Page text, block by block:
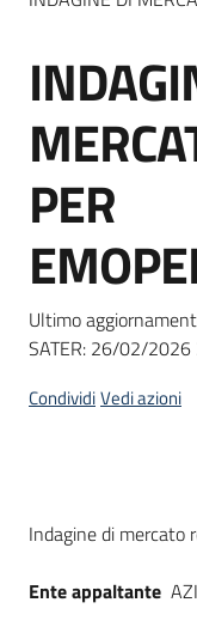
Bandi
strumenti
acquisto
Piattaforme
English
Salta al contenuto
PER
Ultimo
SATER: 26/02/2026
CondividiVedi azioni
Dati del
Indagine di mercato
Ente appaltante